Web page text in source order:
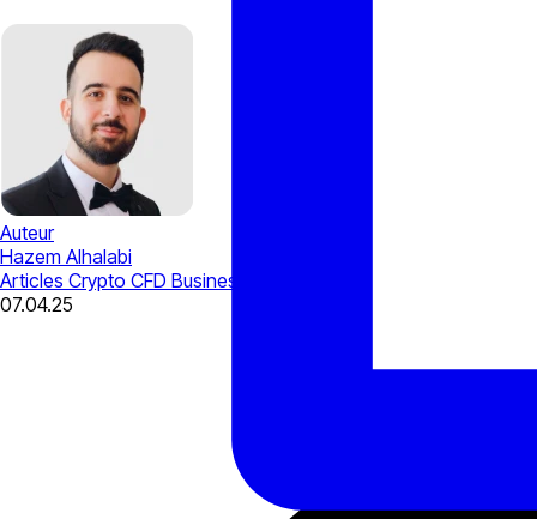
Auteur
Hazem Alhalabi
Articles Crypto CFD Business Tips
07.04.25